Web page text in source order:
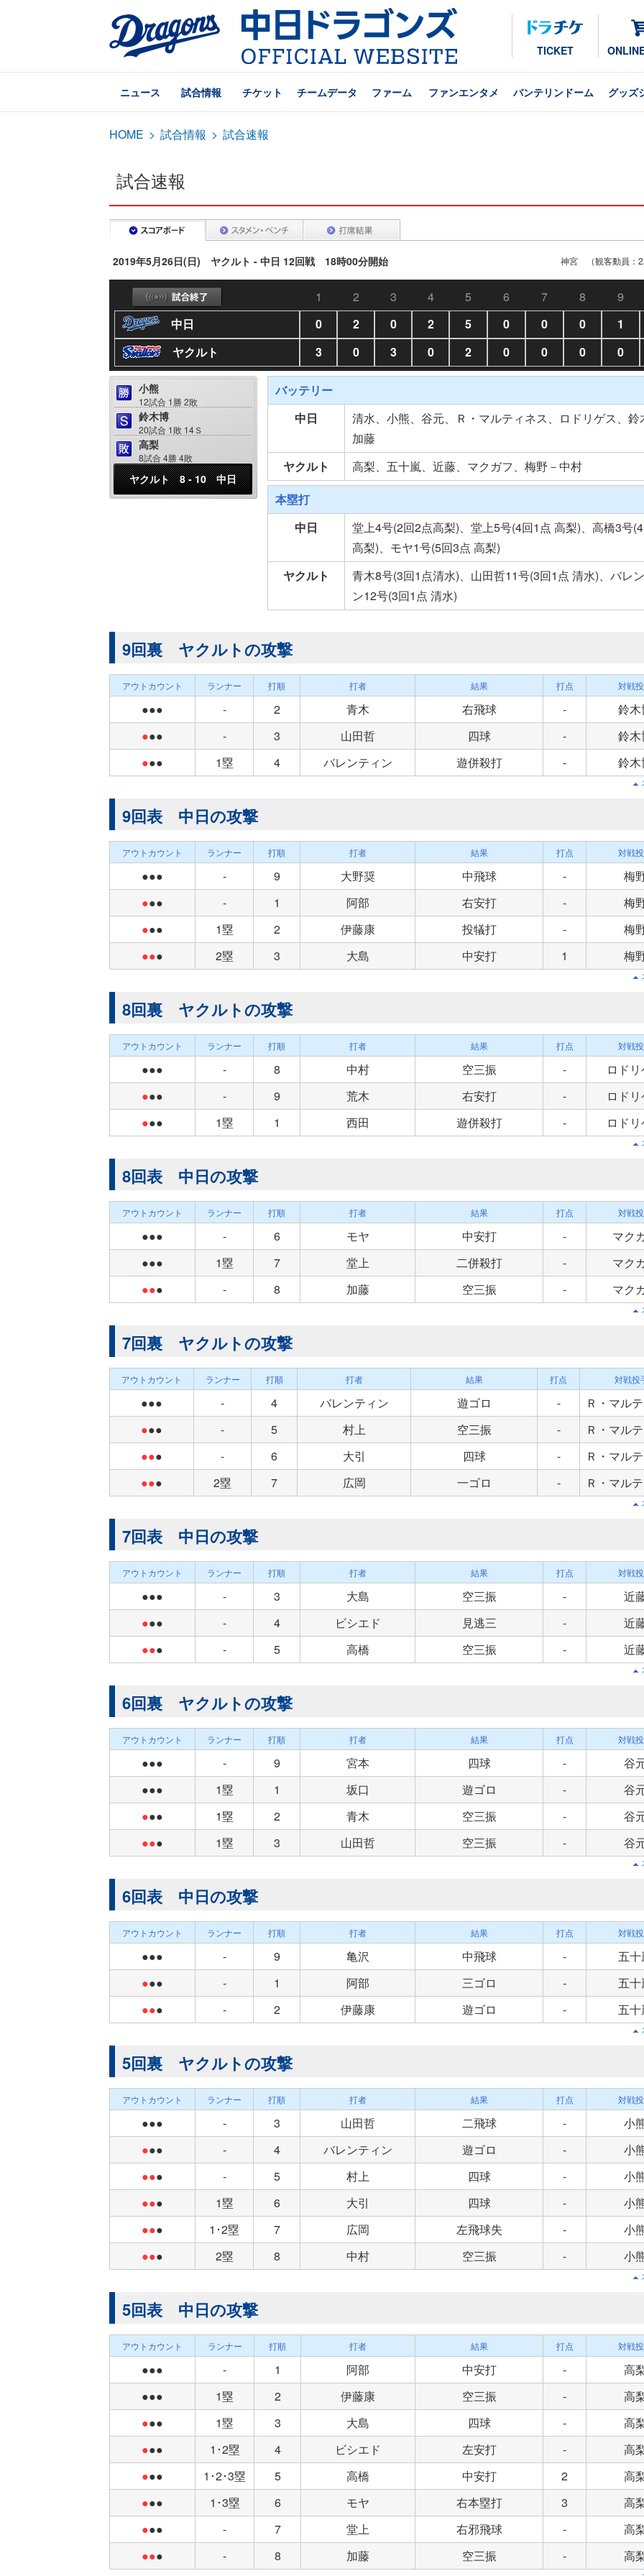
TICKET
ニュース 試合情報 チケット チームデータ ファーム ファンエンタメ バンテリンドーム グッズ
HOME > 試合情報 > 試合速報
試合速報
2019年5月26日(日) ヤクルト - 中日 12回戦 18時00分開始 神宮 （観客動員：
1 2 3 4 5 6 7 8 9
中日
0 2 0 2 5 0 0 0 1
ヤクルト
3 0 3 0 2 0 0 0 0
小熊
12試合 1勝 2敗
鈴木博
20試合 1敗 14Ｓ
高梨
8試合 4勝 4敗
ヤクルト 8 - 10 中日
バッテリー
中日
清水、小熊、谷元、Ｒ・マルティネス、ロドリゲス、鈴
加藤
ヤクルト
高梨、五十嵐、近藤、マクガフ、梅野－中村
本塁打
中日
堂上4号(2回2点高梨)、堂上5号(4回1点 高梨)、高橋3号
高梨)、モヤ1号(5回3点 高梨)
ヤクルト
青木8号(3回1点清水)、山田哲11号(3回1点 清水)、バレ
ン12号(3回1点 清水)
9回裏 ヤクルトの攻撃
アウトカウント ランナー 打順 打者 結果 打点 対戦
●●● - 2 青木 右飛球 -
鈴木
●●● - 3 山田哲 四球 -
鈴木
●●● 1塁 4 バレンティン 遊併殺打 - 鈴木
9回表 中日の攻撃
アウトカウント ランナー 打順 打者 結果 打点 対戦
●●● - 9 大野奨 中飛球 -
梅
●●● - 1 阿部 右安打 -
梅
●●● 1塁 2 伊藤康 投犠打 -
梅
●●● 2塁 3 大島 中安打 1 梅
8回裏 ヤクルトの攻撃
アウトカウント ランナー 打順 打者 結果 打点 対戦
●●● - 8 中村 空三振 -
ロド
●●● - 9 荒木 右安打 -
ロド
●●● 1塁 1 西田 遊併殺打 - ロド
8回表 中日の攻撃
アウトカウント ランナー 打順 打者 結果 打点 対戦
●●● - 6 モヤ 中安打 -
マク
●●●
1塁 7 堂上 二併殺打 -
マク
●●● - 8 加藤 空三振 - マク
7回裏 ヤクルトの攻撃
アウトカウント ランナー 打順 打者 結果 打点 対戦投
●●● - 4 バレンティン 遊ゴロ -
Ｒ・マル
●●● - 5 村上 空三振 -
Ｒ・マル
●●● - 6 大引 四球 -
Ｒ・マル
●●● 2塁 7 広岡 一ゴロ - Ｒ・マル
7回表 中日の攻撃
アウトカウント ランナー 打順 打者 結果 打点 対戦
●●● - 3 大島 空三振 -
近
●●● - 4 ビシエド 見逃三 -
近
●●● - 5 高橋 空三振 - 近
6回裏 ヤクルトの攻撃
アウトカウント ランナー 打順 打者 結果 打点 対戦
●●● - 9 宮本 四球 -
谷
●●●
1塁 1 坂口 遊ゴロ -
谷
●●● 1塁 2 青木 空三振 -
谷
●●● 1塁 3 山田哲 空三振 - 谷
6回表 中日の攻撃
アウトカウント ランナー 打順 打者 結果 打点 対戦
●●● - 9 亀沢 中飛球 -
五十
●●● - 1 阿部 三ゴロ -
五十
●●● - 2 伊藤康 遊ゴロ - 五十
5回裏 ヤクルトの攻撃
アウトカウント ランナー 打順 打者 結果 打点 対戦
●●● - 3 山田哲 二飛球 -
小
●●● - 4 バレンティン 遊ゴロ -
小
●●● - 5 村上 四球 -
小
●●● 1塁 6 大引 四球 -
小
●●● 1･2塁 7 広岡 左飛球失 -
小
●●● 2塁 8 中村 空三振 - 小
5回表 中日の攻撃
アウトカウント ランナー 打順 打者 結果 打点 対戦
●●● - 1 阿部 中安打 -
高
●●●
1塁 2 伊藤康 空三振 -
高
●●● 1塁 3 大島 四球 -
高
●●● 1･2塁 4 ビシエド 左安打 -
高
●●● 1･2･3塁 5 高橋 中安打 2
高
●●● 1･3塁 6 モヤ 右本塁打 3
高
●●● - 7 堂上 右邪飛球 -
高
●●● - 8 加藤 空三振 - 高